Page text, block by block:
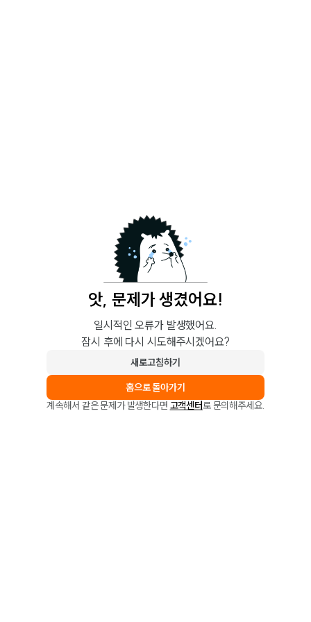
앗, 문제가 생겼어요!
일시적인 오류가 발생했어요.
잠시 후에 다시 시도해주시겠어요?
새로고침하기
홈으로 돌아가기
계속해서 같은 문제가 발생한다면 고객센터로 문의해주세요.